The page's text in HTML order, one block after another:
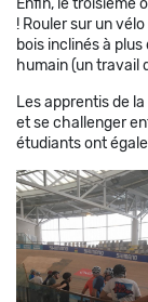
! Rouler sur un
bois inclinés à
humain (un travail
Les apprentis de
et se challenger
étudiants ont